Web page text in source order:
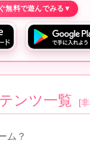
ンツ一覧 [
ム？